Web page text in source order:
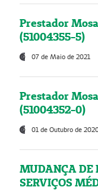
Prestador
(51004355-5)
07 de Maio de 2021
Prestador
(51004352-0)
01 de Outubro de
MUDANÇA DE
SERVIÇOS